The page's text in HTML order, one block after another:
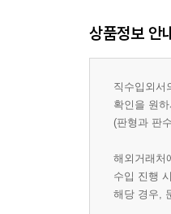
상품정보 안
직수입외
확인을 원
(판형과 판
해외거래처
수입 진행
해당 경우,